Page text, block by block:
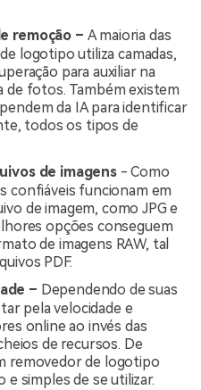
remoção – A maioria das
logotipo utiliza camadas,
para auxiliar na
de fotos. Também existem
da IA para identificar
todos os tipos de
de imagens- Como
confiáveis funcionam em
de imagem, como JPG e
opções conseguem
de imagens RAW, tal
PDF.
– Dependendo de suas
pela velocidade e
online ao invés das
de recursos. De
removedor de logotipo
e simples de se utilizar.